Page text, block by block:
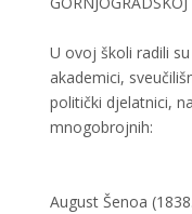
U ovoj školi radili
akademici,
politički djelatnici,
mnogobrojnih:
August Šenoa